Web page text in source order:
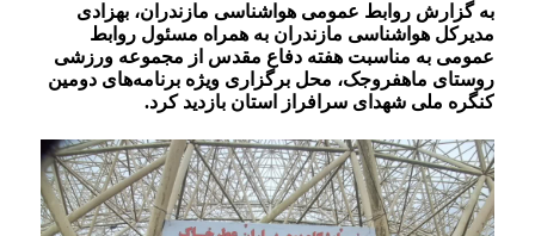
به گزارش روابط عمومی هواشناسی مازندران، بهزادی
مدیرکل هواشناسی مازندران به همراه مسئول روابط
عمومی به مناسبت هفته دفاع مقدس از مجموعه ورزشی
روستای ماهفروجک، محل برگزاری ویژه برنامه‌های دومین
کنگره ملی شهدای سرافراز استان بازدید کرد.